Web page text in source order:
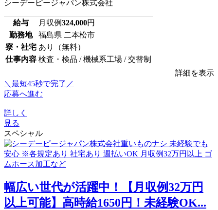
シーデーピージャパン株式会社
給与 月収例324,000円
勤務地
福島県 二本松市
寮・社宅 あり（無料）
仕事内容 検査・検品 / 機械系工場 / 交替制
詳細を表示
＼最短45秒で完了／
応募へ進む
詳しく
見る
スペシャル
幅広い世代が活躍中！【月収例32万円
以上可能】高時給1650円！未経験OK...